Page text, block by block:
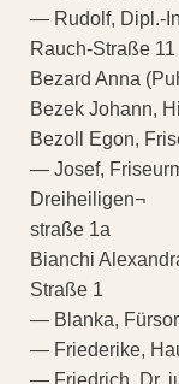
— Rudolf, Dipl.-
Rauch-Straße 11
Bezard Anna
Bezek Johann,
Bezoll Egon,
— Josef,
Dreiheiligen¬
straße 1a
Bianchi
Straße 1
— Blanka,
— Friederike,
— Friedrich, Dr.